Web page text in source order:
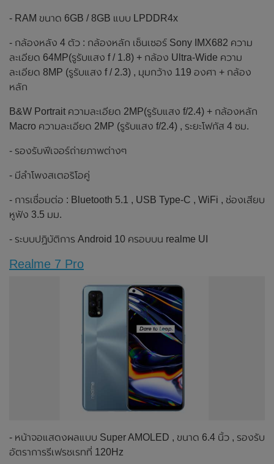
- RAM ขนาด 6GB / 8GB แบบ LPDDR4x
- กล้องหลัง 4 ตัว : กล้องหลัก เซ็นเซอร์ Sony IMX682 ความ
ละเอียด 64MP(รูรับแสง f / 1.8) + กล้อง Ultra-Wide ความ
ละเอียด 8MP (รูรับแสง f / 2.3) , มุมกว้าง 119 องศา + กล้อง
หลัก
B&W Portrait ความละเอียด 2MP(รูรับแสง f/2.4) + กล้องหลัก
Macro ความละเอียด 2MP (รูรับแสง f/2.4) , ระยะโฟกัส 4 ซม.
- รองรับฟีเจอร์ถ่ายภาพต่างๆ
- มีลำโพงสเตอริโอคู่
- การเชื่อมต่อ : Bluetooth 5.1 , USB Type-C , WiFi , ช่องเสียบ
หูฟัง 3.5 มม.
- ระบบปฏิบัติการ Android 10 ครอบบน realme UI
Realme 7 Pro
- หน้าจอแสดงผลแบบ Super AMOLED , ขนาด 6.4 นิ้ว , รองรับ
อัตราการรีเฟรชเรทที่ 120Hz